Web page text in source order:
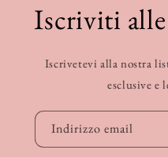
Iscriviti
Iscrivetevi alla nostra
esclusive e
Indirizzo email